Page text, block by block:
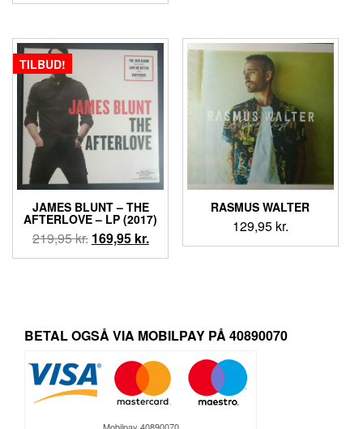
TILBUD!
JAMES BLUNT ‎– THE
AFTERLOVE – LP (2017)
219,95kr. Den
oprindelige
169,95 kr.Den
aktuelle
RASMUS WALTER
129,95 kr.
BETAL OGSÅ VIA MOBILPAY PÅ 40890070